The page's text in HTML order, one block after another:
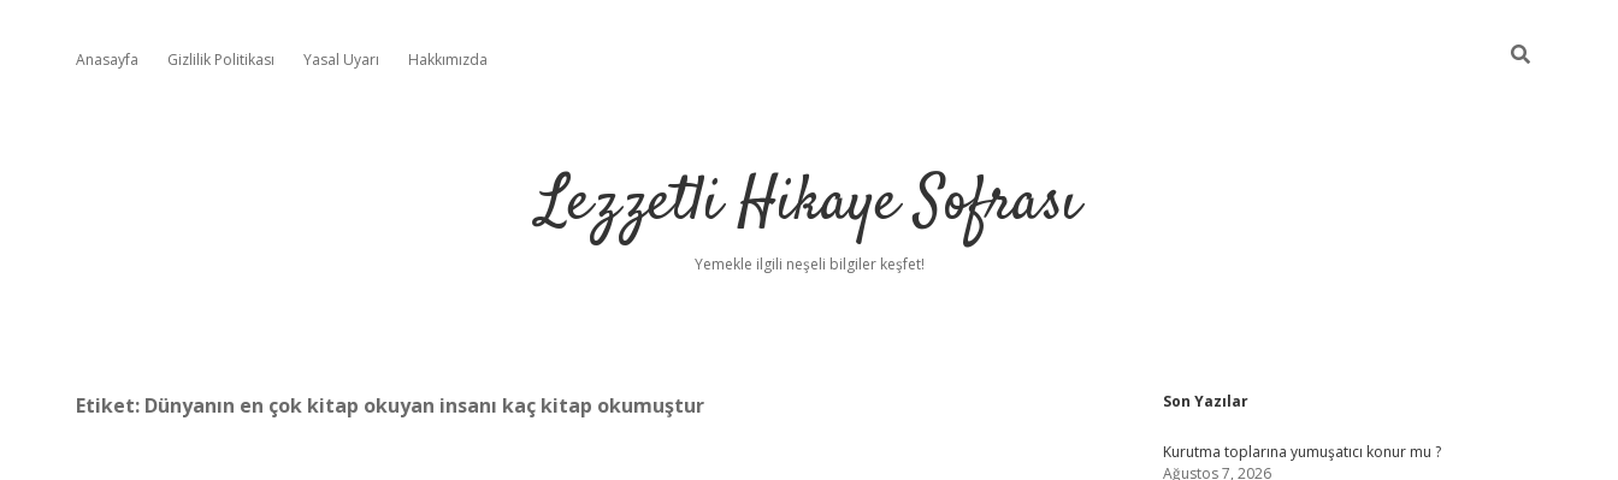
Anasayfa Gizlilik Politikası Yasal Uyarı Hakkımızda
Lezzetli Hikaye Sofrası
Yemekle ilgili neşeli bilgiler keşfet!
Etiket: Dünyanın en çok kitap okuyan insanı kaç kitap okumuştur Sidebar
Son Yazılar
Kurutma toplarına yumuşatıcı konur mu ?
Ağustos 7, 2026